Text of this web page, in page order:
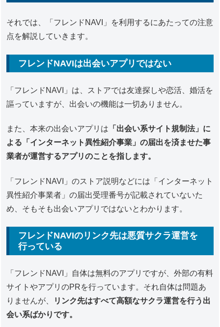
それでは、「フレンドNAVI」を利用するにあたっての注意
点を解説していきます。
フレンドNAVIは出会いアプリではない
「フレンドNAVI」は、ストアでは友達探しや恋活、婚活を
謳っていますが、出会いの機能は一切ありません。
また、本来の出会いアプリは 「出会い系サイト規制法」に
よる「インターネット異性紹介事業」の届出を済ませた事
業者が運営するアプリのことを指します。
「フレンドNAVI」のストア説明などには「インターネット
異性紹介事業者」の届出受理番号が記載されていないた
め、そもそも出会いアプリではないとわかります。
フレンドNAVIのリンク先は悪質サクラ運営を
行っている
「フレンドNAVI」自体は無料のアプリですが、外部の有料
サイトやアプリのPRを行っています。それ自体は問題あ
りませんが、
リンク先はすべて高額なサクラ運営を行う出
会い系ばかりです。